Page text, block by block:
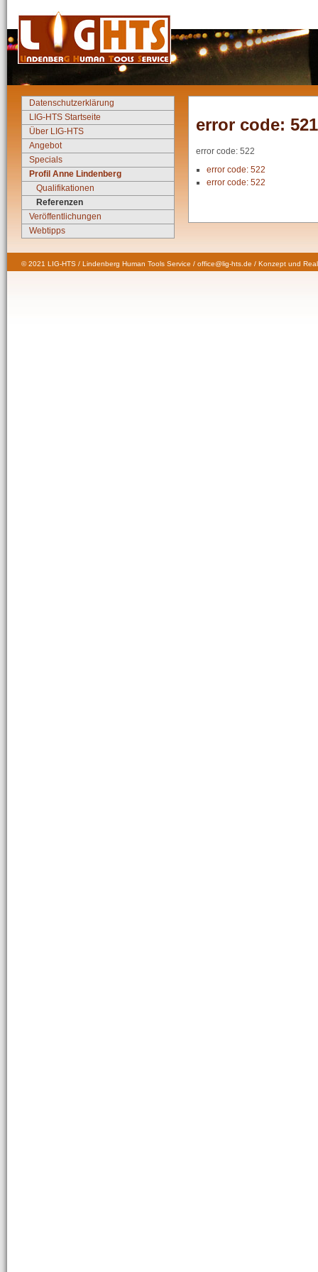
Datenschutzerklärung
LIG-HTS Startseite
Über LIG-HTS
Angebot
Specials
Profil Anne Lindenberg
Qualifikationen
Referenzen
Veröffentlichungen
Webtipps
error code:
error code: 522
error code: 522
error code: 522
© 2021 LIG-HTS / Lindenberg Human Tools Service / office@lig-hts.de / Konzept und